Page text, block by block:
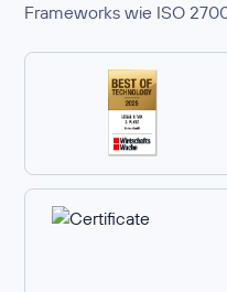
Frameworks wie ISO